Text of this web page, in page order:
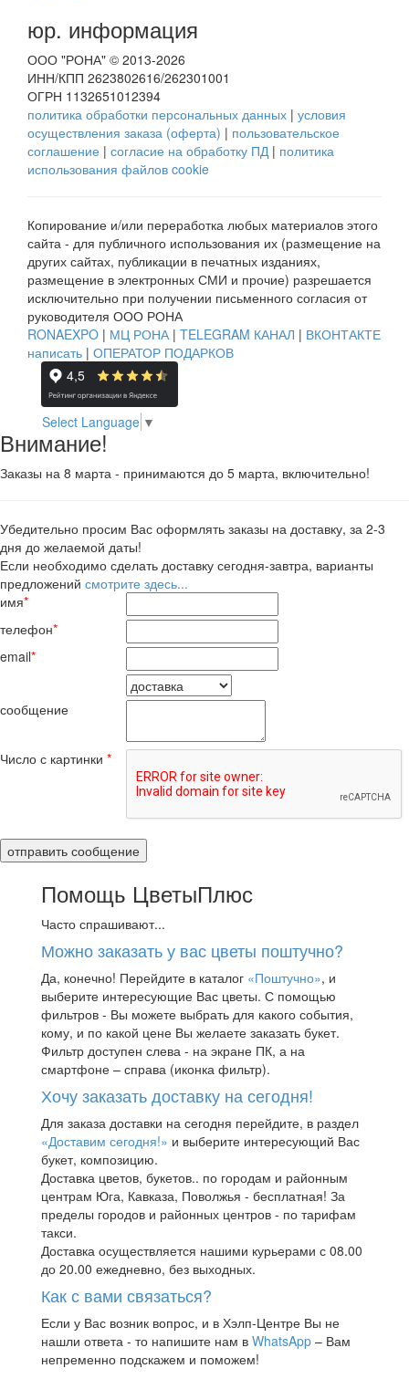
юр. информация
ООО "РОНА" © 2013-2026
ИНН/КПП 2623802616/262301001
ОГРН 1132651012394
политика обработки персональных данных | условия
осуществления заказа (оферта) | пользовательское
соглашение | согласие на обработку ПД| политика
использования файлов cookie
Копирование и/или переработка любых материалов этого
сайта - для публичного использования их (размещение на
других сайтах, публикации в печатных изданиях,
размещение в электронных СМИ и прочие) разрешается
исключительно при получении письменного согласия от
руководителя ООО РОНА
RONAEXPO | МЦ РОНА| TELEGRAM КАНАЛ | ВКОНТАКТЕ
написать | ОПЕРАТОР ПОДАРКОВ
Select Language ▼
Внимание!
Заказы на 8 марта - принимаются до 5 марта, включительно!
Убедительно просим Вас оформлять заказы на доставку, за 2-3
дня до желаемой даты!
Если необходимо сделать доставку сегодня-завтра, варианты
предложений смотрите здесь...
имя*
телефон*
email*
сообщение
Число с картинки *
Помощь ЦветыПлюс
Часто спрашивают...
Можно заказать у вас цветы поштучно?
Да, конечно! Перейдите в каталог «Поштучно», и
выберите интересующие Вас цветы. С помощью
фильтров - Вы можете выбрать для какого события,
кому, и по какой цене Вы желаете заказать букет.
Фильтр доступен слева - на экране ПК, а на
смартфоне – справа (иконка фильтр).
Хочу заказать доставку на сегодня!
Для заказа доставки на сегодня перейдите, в раздел
«Доставим сегодня!» и выберите интересующий Вас
букет, композицию.
Доставка цветов, букетов.. по городам и районным
центрам Юга, Кавказа, Поволжья - бесплатная! За
пределы городов и районных центров - по тарифам
такси.
Доставка осуществляется нашими курьерами с 08.00
до 20.00 ежедневно, без выходных.
Как с вами связаться?
Если у Вас возник вопрос, и в Хэлп-Центре Вы не
нашли ответа - то напишите нам в WhatsApp – Вам
непременно подскажем и поможем!